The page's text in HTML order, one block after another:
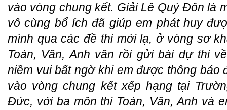
vào vòng chung kết. Giải Lê Quý Đôn là
vô cùng bổ ích đã giúp em phát huy
mình qua các đề thi mới lạ, ở vòng sơ
Toán, Văn, Anh văn rồi gửi bài dự thi
niềm vui bất ngờ khi em được thông báo
vào vòng chung kết xếp hạng tại
Đức, với ba môn thi Toán, Văn, Anh và